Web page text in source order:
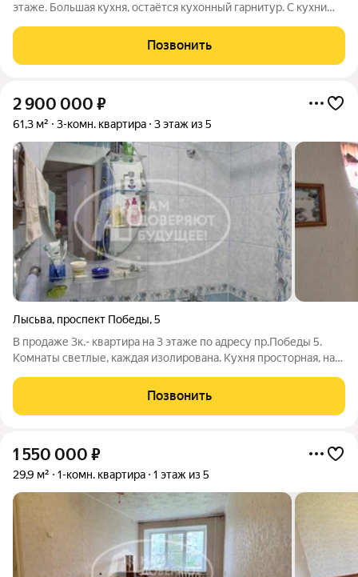
этаже. Большая кухня, остаётся кухонный гарнитур. С кухни
ремонт, на полу линолиум. В шаговой доступности детские
сады ,школа, остановки,
Позвонить
2 900 000 ₽
61,3 м² 3-комн. квартира 3 этаж из 5
Лысьва, проспект Победы,5
В продаже 3к.- квартира на 3 этаже по адресу пр.Победы 5.
Комнаты светлые, каждая изолирована. Кухня просторная, на
застеклен. Рассмотрим вариант обмена на 2к.-квартиру в этом
же районе с
Позвонить
1 550 000 ₽
29,9 м² 1-комн. квартира 1 этаж из 5